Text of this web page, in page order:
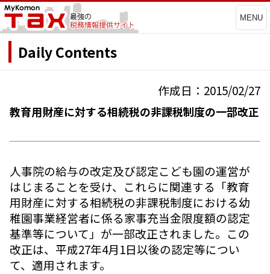
MENU
Daily Contents
作成日：2015/02/27
教育用財産に対する相続税の非課税制度の一部改正
人事院の給与の改定及び認定こども園の運営が
はじまることを受け、これらに関連する「教育
用財産に対する相続税の非課税制度における幼
稚園事業経営者に係る家事充当金限度額の認定
基準等について」が一部改正されました。この
改正は、平成27年4月1日以後の認定等につい
て、適用されます。